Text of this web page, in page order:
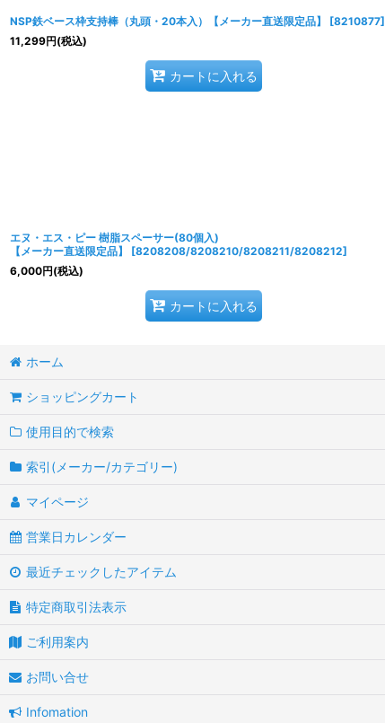
NSP鉄ベース枠支持棒（丸頭・20本入）【メーカー直送限定品】 [8210877]
11,299円(税込)
カートに入れる
エヌ・エス・ピー 樹脂スペーサー(80個入)
【メーカー直送限定品】
[8208208/8208210/8208211/8208212]
6,000円(税込)
カートに入れる
ホーム
ショッピングカート
使用目的で検索
索引(メーカー/カテゴリー)
マイページ
営業日カレンダー
最近チェックしたアイテム
特定商取引法表示
ご利用案内
お問い合せ
Infomation